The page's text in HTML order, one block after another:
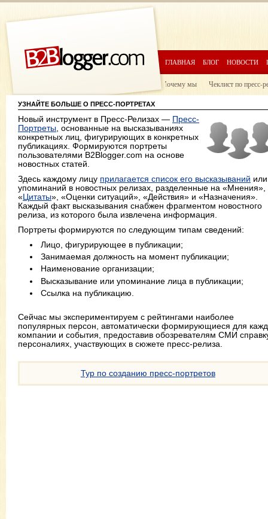
ГЛАВНАЯ БЛОГ НОВОСТИ
Почему мы Чеклист по пресс-
УЗНАЙТЕ БОЛЬШЕ О ПРЕСС-ПОРТРЕТАХ
Новый инструмент в Пресс-Релизах — Пресс-
Портреты , основанные на высказываниях
конкретных лиц, фигурирующих в конкретных
публикациях. Формируются портреты
пользователями B2Blogger.com на основе
новостных статей.
Здесь каждому лицу прилагается список его высказываний или
упоминаний в новостных релизах, разделенные на «Мнения»,
«Цитаты», «Оценки ситуаций», «Действия» и «Назначения».
Каждый факт высказывания снабжен фрагментом новостного
релиза, из которого была извлечена информация.
Портреты формируются по следующим типам сведений:
Лицо, фигурирующее в публикации;
Занимаемая должность на момент публикации;
Наименование организации;
Высказывание или упоминание лица в публикации;
Ссылка на публикацию.
Сейчас мы экспериментируем с рейтингами наиболее
популярных персон, автоматически формирующиеся для
компании и события, предоставив обозревателям СМИ
персоналиях, участвующих в сюжете пресс-релиза.
Тур по созданию пресс-портретов